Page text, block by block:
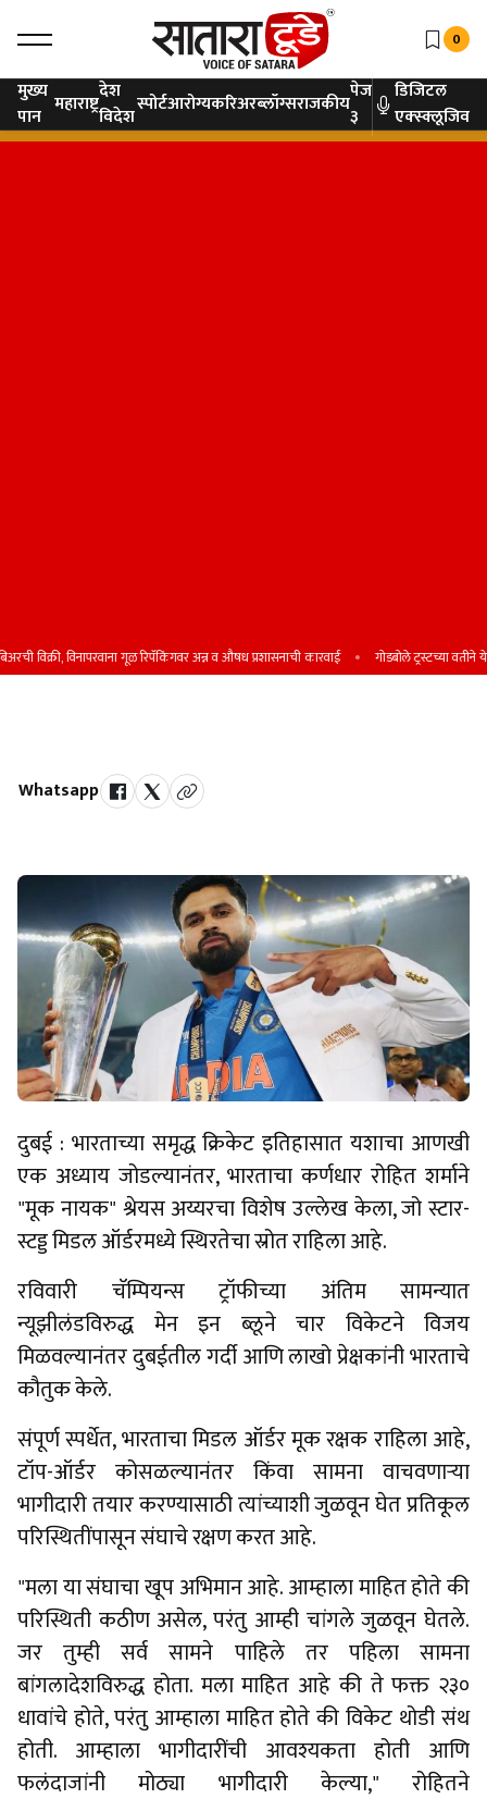
0
मुख्य
पान महाराष्ट्रदेश
विदेशस्पोर्टआरोग्यकरिअरब्लॉग्सराजकीयपेज
३
डिजिटल
एक्स्क्लूजिव
विनापरवाना गूळ रिपॅकिंगवर अन्न व औषध प्रशासनाची कारवाई गोडबोले ट्रस्टच्या वतीने येत्या
Whatsapp
दुबई : भारताच्या समृद्ध क्रिकेट इतिहासात यशाचा आणखी
एक अध्याय जोडल्यानंतर, भारताचा कर्णधार रोहित शर्माने
"मूक नायक" श्रेयस अय्यरचा विशेष उल्लेख केला, जो स्टार-
स्टड्ड मिडल ऑर्डरमध्ये स्थिरतेचा स्रोत राहिला आहे.
रविवारी चॅम्पियन्स ट्रॉफीच्या अंतिम सामन्यात
न्यूझीलंडविरुद्ध मेन इन ब्लूने चार विकेटने विजय
मिळवल्यानंतर दुबईतील गर्दी आणि लाखो प्रेक्षकांनी भारताचे
कौतुक केले.
संपूर्ण स्पर्धेत, भारताचा मिडल ऑर्डर मूक रक्षक राहिला आहे,
टॉप-ऑर्डर कोसळल्यानंतर किंवा सामना वाचवणाऱ्या
भागीदारी तयार करण्यासाठी त्यांच्याशी जुळवून घेत प्रतिकूल
परिस्थितींपासून संघाचे रक्षण करत आहे.
"मला या संघाचा खूप अभिमान आहे. आम्हाला माहित होते की
परिस्थिती कठीण असेल, परंतु आम्ही चांगले जुळवून घेतले.
जर तुम्ही सर्व सामने पाहिले तर पहिला सामना
बांगलादेशविरुद्ध होता. मला माहित आहे की ते फक्त २३०
धावांचे होते, परंतु आम्हाला माहित होते की विकेट थोडी संथ
होती. आम्हाला भागीदारींची आवश्यकता होती आणि
फलंदाजांनी मोठ्या भागीदारी केल्या," रोहितने